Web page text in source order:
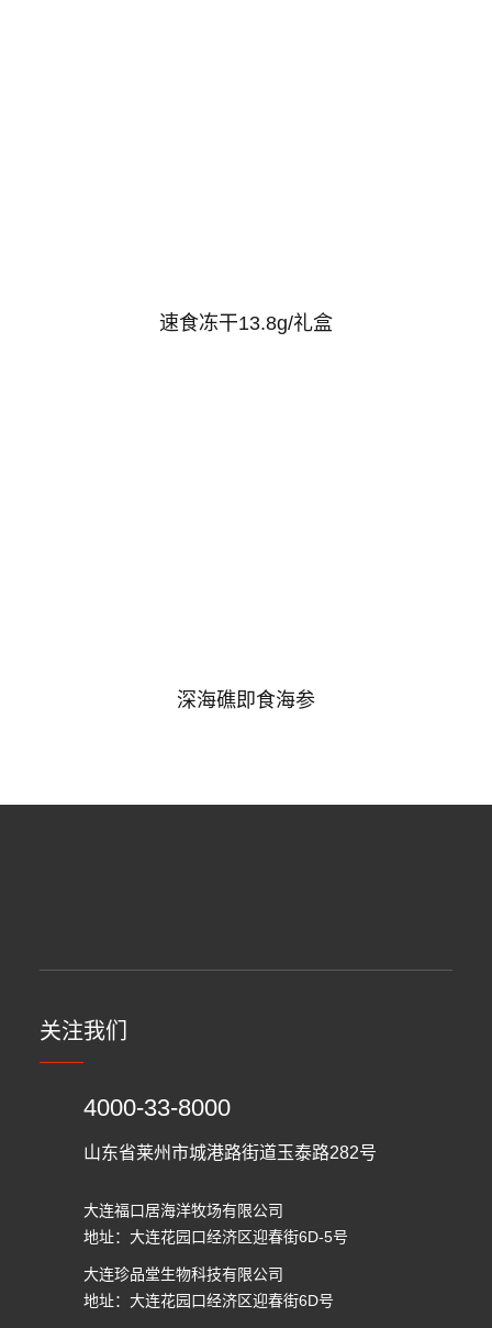
速食冻干13.8g/礼盒
深海礁即食海参
关注我们
4000-33-8000
山东省莱州市城港路街道玉泰路282号
大连福口居海洋牧场有限公司
地址：大连花园口经济区迎春街6D-5号
大连珍品堂生物科技有限公司
地址：大连花园口经济区迎春街6D号